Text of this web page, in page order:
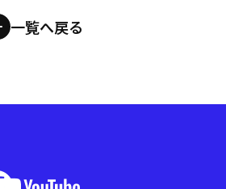
一覧へ戻る